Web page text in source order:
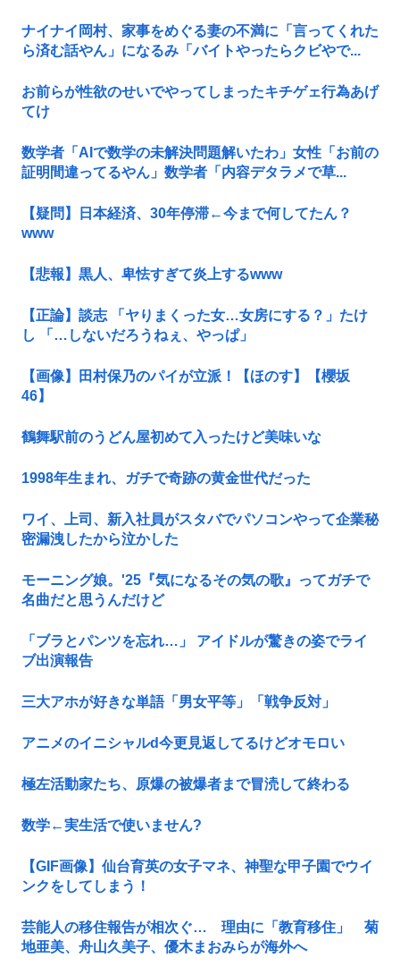
ナイナイ岡村、家事をめぐる妻の不満に「言ってくれた
ら済む話やん」になるみ「バイトやったらクビやで...
お前らが性欲のせいでやってしまったキチゲェ行為あげ
てけ
数学者「AIで数学の未解決問題解いたわ」女性「お前の
証明間違ってるやん」数学者「内容デタラメで草...
【疑問】日本経済、30年停滞←今まで何してたん？
www
【悲報】黒人、卑怯すぎて炎上するwww
【正論】談志 「ヤりまくった女…女房にする？」たけ
し 「…しないだろうねぇ、やっぱ」
【画像】田村保乃のパイが立派！【ほのす】【櫻坂
46】
鶴舞駅前のうどん屋初めて入ったけど美味いな
1998年生まれ、ガチで奇跡の黄金世代だった
ワイ、上司、新入社員がスタバでパソコンやって企業秘
密漏洩したから泣かした
モーニング娘。'25『気になるその気の歌』ってガチで
名曲だと思うんだけど
「ブラとパンツを忘れ…」 アイドルが驚きの姿でライ
ブ出演報告
三大アホが好きな単語「男女平等」「戦争反対」
アニメのイニシャルd今更見返してるけどオモロい
極左活動家たち、原爆の被爆者まで冒涜して終わる
数学←実生活で使いません?
【GIF画像】仙台育英の女子マネ、神聖な甲子園でウイ
ンクをしてしまう！
芸能人の移住報告が相次ぐ… 理由に「教育移住」 菊
地亜美、舟山久美子、優木まおみらが海外へ